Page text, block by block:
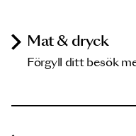
Mat & dryck
Förgyll ditt besök